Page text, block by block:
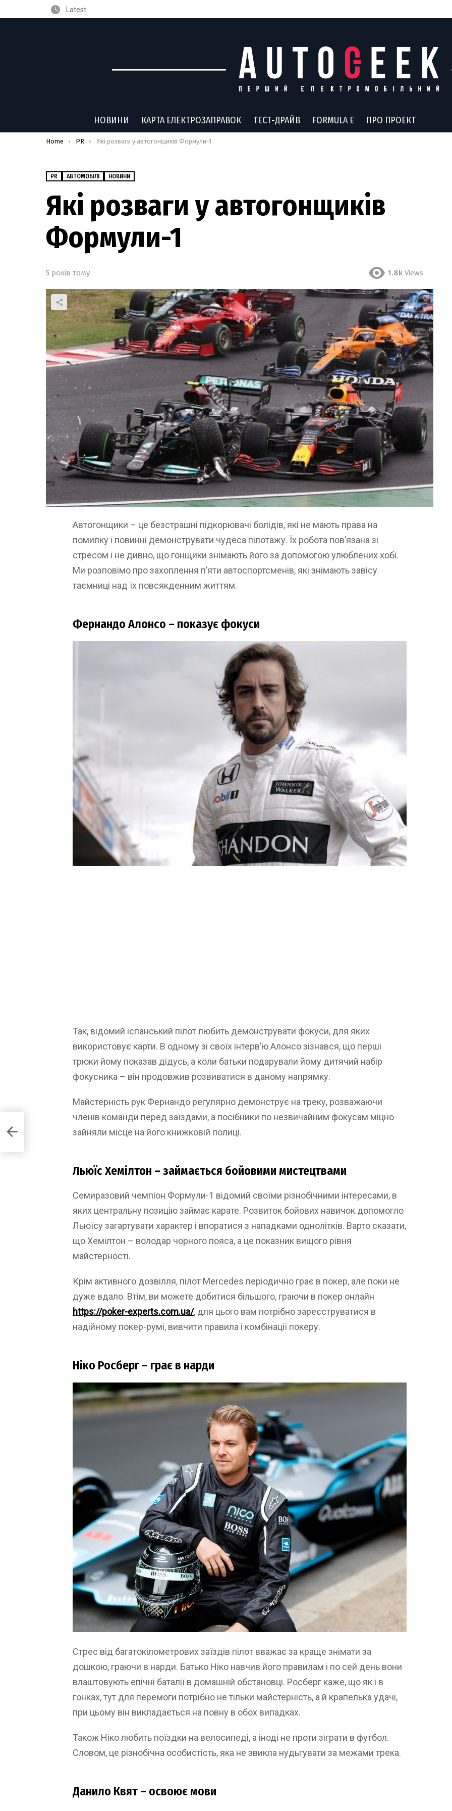
Latest
НОВИНИ КАРТА ЕЛЕКТРОЗАПРАВОК ТЕСТ-ДРАЙВ FORMULA E ПРО ПРОЕКТ
You are here:
Home PR Які розваги у автогонщиків Формули-1
PR АВТОМОБІЛІ НОВИНИ
Які розваги у автогонщиків
Формули-1
5 років тому 1.8k Views
Автогонщики – це безстрашні підкорювачі болідів, які не мають права на
помилку і повинні демонструвати чудеса пілотажу. Їх робота пов’язана зі
стресом і не дивно, що гонщики знімають його за допомогою улюблених хобі.
Ми розповімо про захоплення п’яти автоспортсменів, які знімають завісу
таємниці над їх повсякденним життям.
Фернандо Алонсо – показує фокуси
Так, відомий іспанський пілот любить демонструвати фокуси, для яких
використовує карти. В одному зі своїх інтерв’ю Алонсо зізнався, що перші
трюки йому показав дідусь, а коли батьки подарували йому дитячий набір
фокусника – він продовжив розвиватися в даному напрямку.
Майстерність рук Фернандо регулярно демонструє на треку, розважаючи
членів команди перед заїздами, а посібники по незвичайним фокусам міцно
зайняли місце на його книжковій полиці.
Льюїс Хемілтон – займається бойовими мистецтвами
Семиразовий чемпіон Формули-1 відомий своїми різнобічними інтересами, в
яких центральну позицію займає карате. Розвиток бойових навичок допомогло
Льюїсу загартувати характер і впоратися з нападками однолітків. Варто сказати,
що Хемілтон – володар чорного пояса, а це показник вищого рівня
майстерності.
Крім активного дозвілля, пілот Mercedes періодично грає в покер, але поки не
дуже вдало. Втім, ви можете добитися більшого, граючи в покер онлайн
https://poker-experts.com.ua/, для цього вам потрібно зареєструватися в
надійному покер-румі, вивчити правила і комбінації покеру.
Ніко Росберг – грає в нарди
Стрес від багатокілометрових заїздів пілот вважає за краще знімати за
дошкою, граючи в нарди. Батько Ніко навчив його правилам і по сей день вони
влаштовують епічні баталії в домашній обстановці. Росберг каже, що як і в
гонках, тут для перемоги потрібно не тільки майстерність, а й крапелька удачі,
при цьому він викладається на повну в обох випадках.
Також Ніко любить поїздки на велосипеді, а іноді не проти зіграти в футбол.
Словом, це різнобічна особистість, яка не звикла нудьгувати за межами трека.
Данило Квят – освоює мови